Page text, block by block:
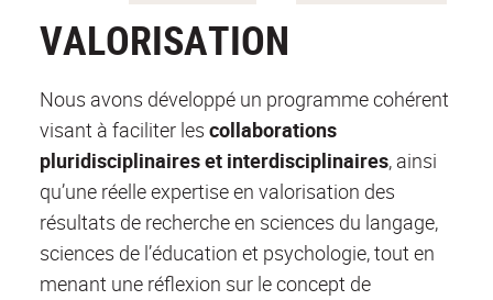
VALORISATION
Nous avons développé un programme cohérent
visant à faciliter les collaborations
pluridisciplinaires et interdisciplinaires, ainsi
qu’une réelle expertise en valorisation des
résultats de recherche en sciences du langage,
sciences de l’éducation et psychologie, tout en
menant une réflexion sur le concept de